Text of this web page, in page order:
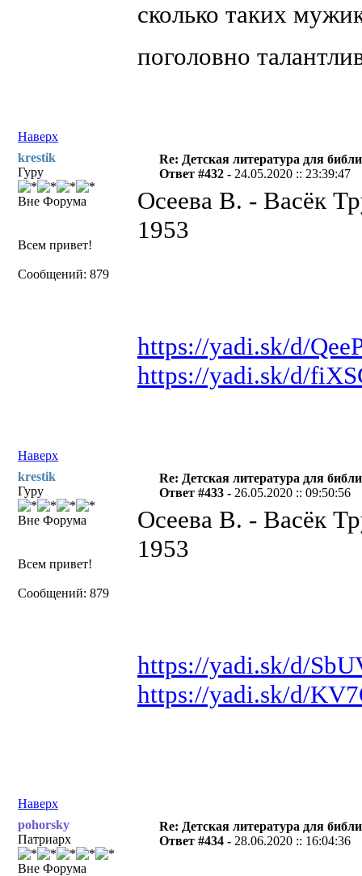
сколько таких
поголовно
Наверх
krestik
Гуру
Вне Форума
Всем привет!
Сообщений: 879
Re: Детская литература для
Ответ #432 - 24.05.2020 :: 23:39:47
Осеева В. - Васёк
1953
https://yadi.sk/d/
https://yadi.sk/d/
Наверх
krestik
Гуру
Вне Форума
Всем привет!
Сообщений: 879
Re: Детская литература для
Ответ #433 - 26.05.2020 :: 09:50:56
Осеева В. - Васёк
1953
https://yadi.sk/d/
https://yadi.sk/d/
Наверх
pohorsky
Патриарх
Вне Форума
Re: Детская литература для
Ответ #434 - 28.06.2020 :: 16:04:36